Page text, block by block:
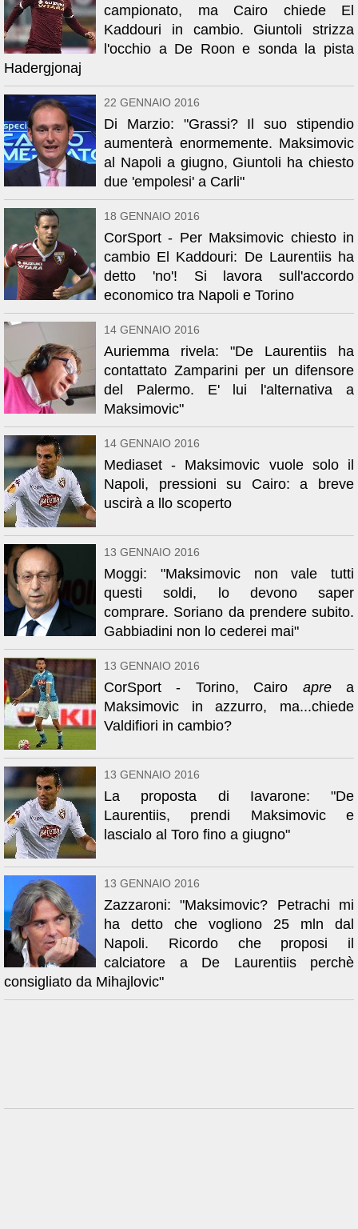
campionato, ma Cairo chiede El
Kaddouri in cambio. Giuntoli strizza
l'occhio a De Roon e sonda la pista
Hadergjonaj
22 GENNAIO 2016
Di Marzio: "Grassi? Il suo stipendio
aumenterà enormemente. Maksimovic
al Napoli a giugno, Giuntoli ha chiesto
due 'empolesi' a Carli"
18 GENNAIO 2016
CorSport - Per Maksimovic chiesto in
cambio El Kaddouri: De Laurentiis ha
detto 'no'! Si lavora sull'accordo
economico tra Napoli e Torino
14 GENNAIO 2016
Auriemma rivela: "De Laurentiis ha
contattato Zamparini per un difensore
del Palermo. E' lui l'alternativa a
Maksimovic"
14 GENNAIO 2016
Mediaset - Maksimovic vuole solo il
Napoli, pressioni su Cairo: a breve
uscirà a llo scoperto
13 GENNAIO 2016
Moggi: "Maksimovic non vale tutti
questi soldi, lo devono saper
comprare. Soriano da prendere subito.
Gabbiadini non lo cederei mai"
13 GENNAIO 2016
CorSport - Torino, Cairo aprea
Maksimovic in azzurro, ma...chiede
Valdifiori in cambio?
13 GENNAIO 2016
La proposta di Iavarone: "De
Laurentiis, prendi Maksimovic e
lascialo al Toro fino a giugno"
13 GENNAIO 2016
Zazzaroni: "Maksimovic? Petrachi mi
ha detto che vogliono 25 mln dal
Napoli. Ricordo che proposi il
calciatore a De Laurentiis perchè
consigliato da Mihajlovic"